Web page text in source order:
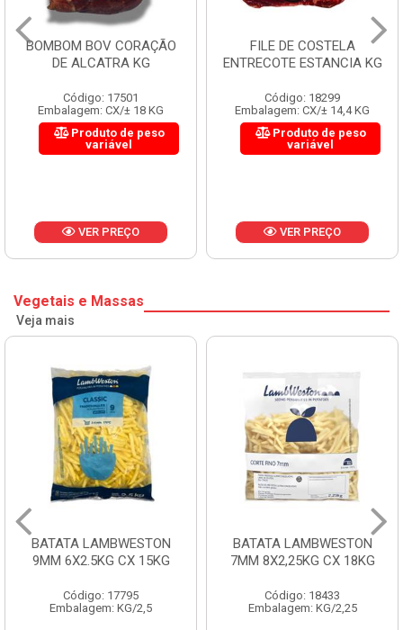
BOMBOM BOV CORAÇÃO
DE ALCATRA KG
Código: 17501
Embalagem: CX/± 18 KG
Produto de peso
variável
VER PREÇO
FILE DE COSTELA
ENTRECOTE ESTANCIA KG
Código: 18299
Embalagem: CX/± 14,4 KG
Produto de peso
variável
VER PREÇO
Vegetais e Massas
Veja mais
BATATA LAMBWESTON
9MM 6X2.5KG CX 15KG
Código: 17795
Embalagem: KG/2,5
BATATA LAMBWESTON
7MM 8X2,25KG CX 18KG
Código: 18433
Embalagem: KG/2,25